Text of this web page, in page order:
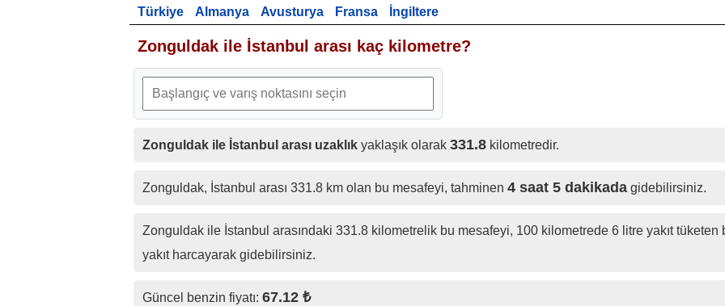
Türkiye Almanya Avusturya Fransa İngiltere
Zonguldak ile İstanbul arası kaç kilometre?
Zonguldak ile İstanbul arası uzaklık yaklaşık olarak 331.8 kilometredir.
Zonguldak, İstanbul arası 331.8 km olan bu mesafeyi, tahminen 4 saat 5 dakikada gidebilirsiniz.
Zonguldak ile İstanbul arasındaki 331.8 kilometrelik bu mesafeyi, 100 kilometrede 6 litre yakıt
yakıt harcayarak gidebilirsiniz.
Güncel benzin fiyatı: 67.12 ₺